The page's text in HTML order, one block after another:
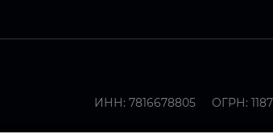
ИНН: 7816678805 ОГРН: